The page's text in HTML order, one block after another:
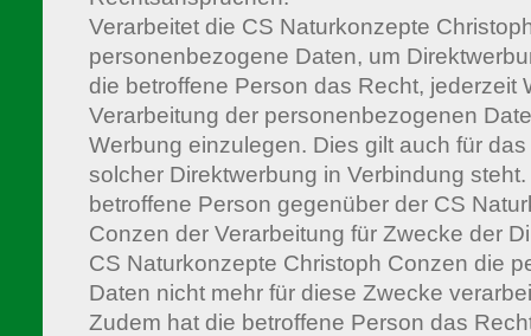
Verarbeitet die CS Naturkonzepte
personenbezogene Daten, um
die betroffene Person das Recht, jederzeit
Verarbeitung der personenbezogenen
Werbung einzulegen. Dies gilt auch für
solcher Direktwerbung in Verbindung
betroffene Person gegenüber der CS
Conzen der Verarbeitung für Zwecke der
CS Naturkonzepte Christoph Conzen die
Daten nicht mehr für diese Zwecke
Zudem hat die betroffene Person das